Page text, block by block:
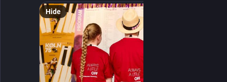
Hide